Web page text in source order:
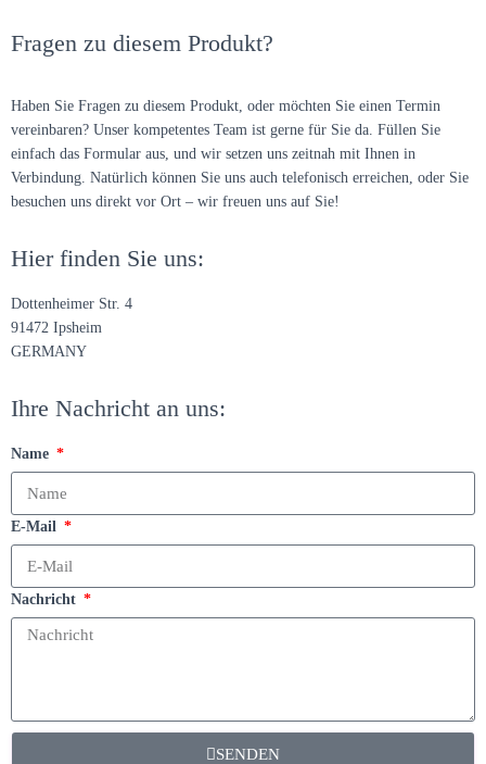
Fragen zu diesem Produkt?
Haben Sie Fragen zu diesem Produkt, oder möchten Sie einen Termin
vereinbaren? Unser kompetentes Team ist gerne für Sie da. Füllen Sie
einfach das Formular aus, und wir setzen uns zeitnah mit Ihnen in
Verbindung. Natürlich können Sie uns auch telefonisch erreichen, oder Sie
besuchen uns direkt vor Ort – wir freuen uns auf Sie!
Hier finden Sie uns:
Dottenheimer Str. 4
91472 Ipsheim
GERMANY
Ihre Nachricht an uns:
Name
E-Mail
Nachricht
SENDEN